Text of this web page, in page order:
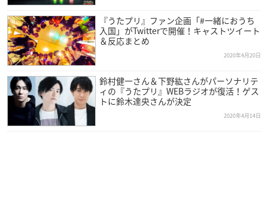
『うたプリ』ファン企画「#一緒におうち
入国」がTwitterで開催！キャストツイート
＆反応まとめ
2020年4月20日
鈴村健一さん＆下野紘さんがパーソナリテ
ィの『うたプリ』WEBラジオが復活！ゲス
トに鈴木達央さんが決定
2020年4月14日